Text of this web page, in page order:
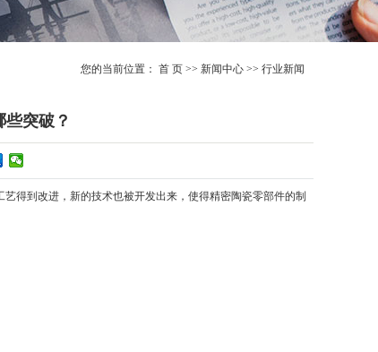
您的当前位置： 首 页 >> 新闻中心 >> 行业新闻
突破？
得到改进，新的技术也被开发出来，使得精密陶瓷零部件的制